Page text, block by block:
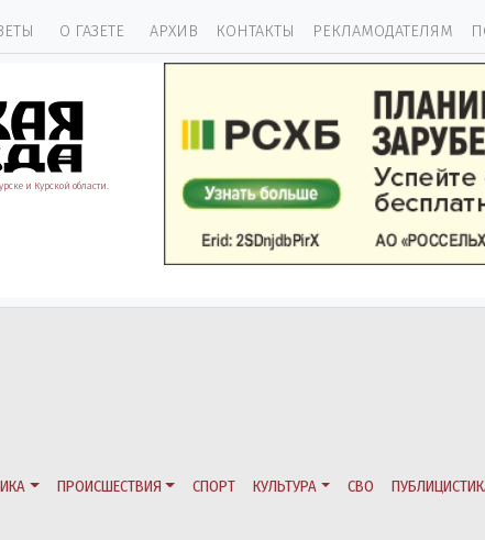
О ГАЗЕТЕ АРХИВ КОНТАКТЫ РЕКЛАМОДАТЕЛЯМ
и Курской области.
ПРОИСШЕСТВИЯ СПОРТ КУЛЬТУРА СВО